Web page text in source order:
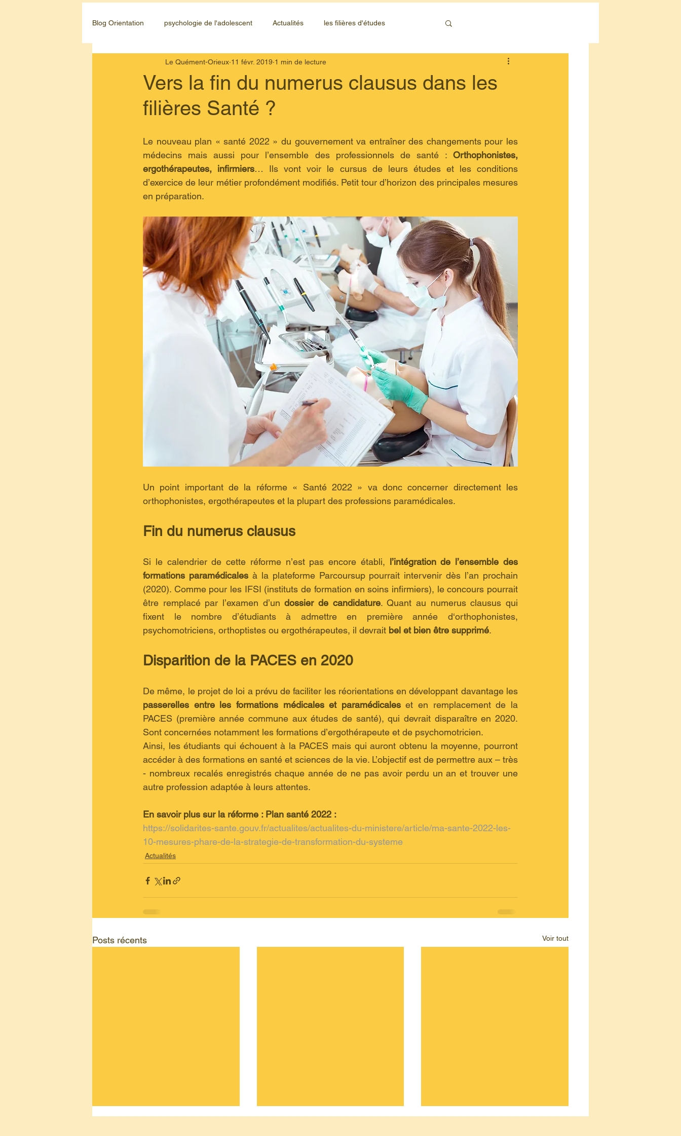
Blog Orientation psychologie de l'adolescent Actualités les filières d'études
Vers la fin du numerus clausus dans les
filières Santé ?
Le Quément-Orieux 11 févr. 2019 1 min de lecture
Le nouveau plan « santé 2022 » du gouvernement va entraîner des changements pour les
médecins mais aussi pour l’ensemble des professionnels de santé : Orthophonistes,
ergothérapeutes, infirmiers… Ils vont voir le cursus de leurs études et les conditions
d’exercice de leur métier profondément modifiés. Petit tour d’horizon des principales mesures
en préparation.
Un point important de la réforme « Santé 2022 » va donc concerner directement les
orthophonistes, ergothérapeutes et la plupart des professions paramédicales.
Fin du numerus clausus
Si le calendrier de cette réforme n’est pas encore établi, l’intégration de l’ensemble des
formations paramédicales à la plateforme Parcoursup pourrait intervenir dès l’an prochain
(2020). Comme pour les IFSI (instituts de formation en soins infirmiers), le concours pourrait
être remplacé par l’examen d’un dossier de candidature. Quant au numerus clausus qui
fixent le nombre d’étudiants à admettre en première année d‘orthophonistes,
psychomotriciens, orthoptistes ou ergothérapeutes, il devrait bel et bien être supprimé.
Disparition de la PACES en 2020
passerelles entre les formations médicales et paramédicales et en remplacement de la
PACES (première année commune aux études de santé), qui devrait disparaître en 2020.
Sont concernées notamment les formations d’ergothérapeute et de psychomotricien.
Ainsi, les étudiants qui échouent à la PACES mais qui auront obtenu la moyenne, pourront
accéder à des formations en santé et sciences de la vie. L’objectif est de permettre aux – très
- nombreux recalés enregistrés chaque année de ne pas avoir perdu un an et trouver une
autre profession adaptée à leurs attentes.
En savoir plus sur la réforme : Plan santé 2022 :
https://solidarites-sante.gouv.fr/actualites/actualites-du-ministere/article/ma-sante-2022-les-
10-mesures-phare-de-la-strategie-de-transformation-du-systeme
Actualités
Posts récents Voir tout